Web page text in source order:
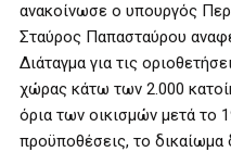
ανακοίνωσε ο υπουργός
Σταύρος Παπασταύρου
Διάταγμα για τις
χώρας κάτω των 2.000
όρια των οικισμών μετά το
προϋποθέσεις, το δικαίωμα